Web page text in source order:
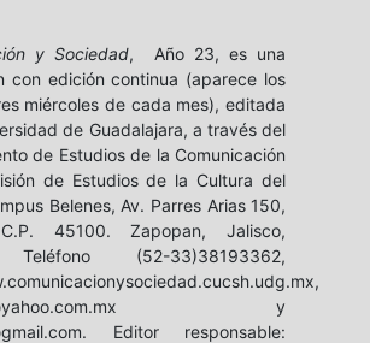
y Sociedad, Año 23, es una
con edición continua (aparece los
miércoles de cada mes), editada
de Guadalajara, a través del
de Estudios de la Comunicación
de Estudios de la Cultura del
Belenes, Av. Parres Arias 150,
45100. Zapopan, Jalisco,
(52-33)38193362,
y
Editor responsable: